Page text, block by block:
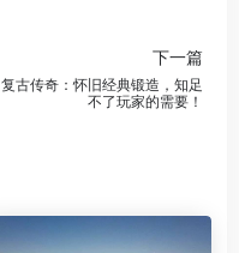
下一篇
复古传奇：怀旧经典锻造，知足
不了玩家的需要！